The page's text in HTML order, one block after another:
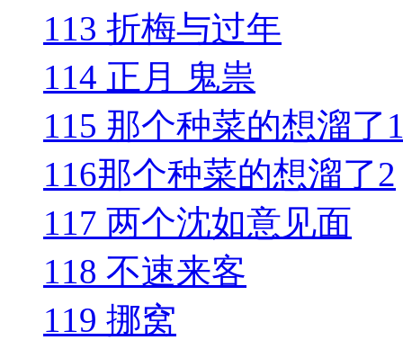
113 折梅与过年
114 正月 鬼祟
115 那个种菜的想溜了
116那个种菜的想溜了2
117 两个沈如意见面
118 不速来客
119 挪窝